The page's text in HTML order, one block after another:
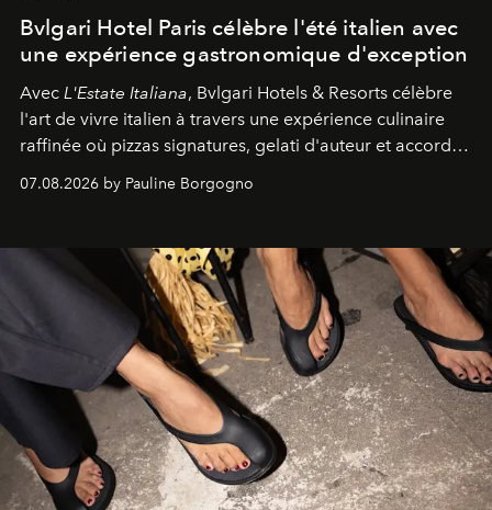
Bvlgari Hotel Paris célèbre l'été italien avec
une expérience gastronomique d'exception
Avec L'Estate Italiana, Bvlgari Hotels & Resorts célèbre
l'art de vivre italien à travers une expérience culinaire
raffinée où pizzas signatures, gelati d'auteur et accords
d'exception composent un véritable voyage sensoriel.
07.08.2026 by Pauline Borgogno